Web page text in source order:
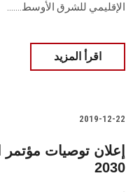
الإقليمي للشرق الأوسط.......
اقرأ المزيد
2019-12-22
إعلان توصيات
2030